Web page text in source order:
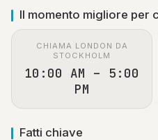
Il momento migliore per
CHIAMA LONDON DA
STOCKHOLM
10:00 AM – 5:00
PM
Fatti chiave